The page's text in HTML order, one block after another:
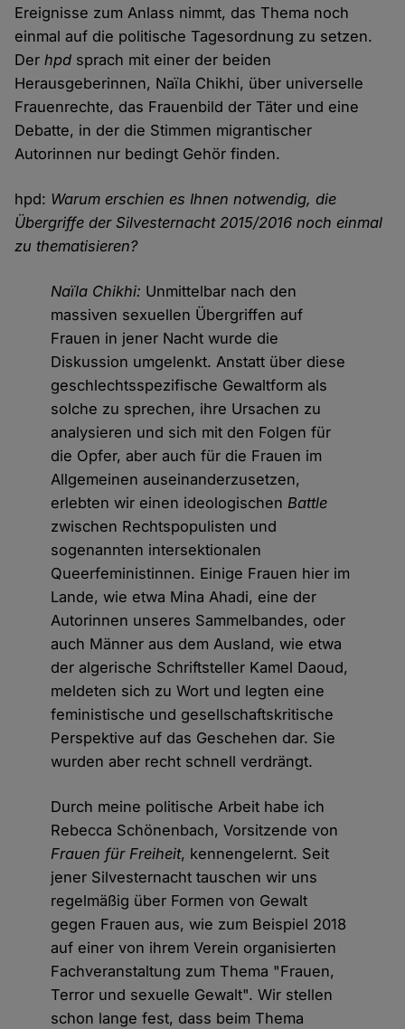
Ereignisse zum Anlass nimmt, das Thema noch
einmal auf die politische Tagesordnung zu setzen.
Derhpd sprach mit einer der beiden
Herausgeberinnen, Naïla Chikhi, über universelle
Frauenrechte, das Frauenbild der Täter und eine
Debatte, in der die Stimmen migrantischer
Autorinnen nur bedingt Gehör finden.
hpd: Warum erschien es Ihnen notwendig, die
Übergriffe der Silvesternacht 2015/2016 noch einmal
zu thematisieren?
Naïla Chikhi: Unmittelbar nach den
massiven sexuellen Übergriffen auf
Frauen in jener Nacht wurde die
Diskussion umgelenkt. Anstatt über diese
geschlechtsspezifische Gewaltform als
solche zu sprechen, ihre Ursachen zu
analysieren und sich mit den Folgen für
die Opfer, aber auch für die Frauen im
Allgemeinen auseinanderzusetzen,
erlebten wir einen ideologischenBattle
zwischen Rechtspopulisten und
sogenannten intersektionalen
Queerfeministinnen. Einige Frauen hier im
Lande, wie etwa Mina Ahadi, eine der
Autorinnen unseres Sammelbandes, oder
auch Männer aus dem Ausland, wie etwa
der algerische Schriftsteller Kamel Daoud,
meldeten sich zu Wort und legten eine
feministische und gesellschaftskritische
Perspektive auf das Geschehen dar. Sie
wurden aber recht schnell verdrängt.
Durch meine politische Arbeit habe ich
Rebecca Schönenbach, Vorsitzende von
Frauen für Freiheit, kennengelernt. Seit
jener Silvesternacht tauschen wir uns
regelmäßig über Formen von Gewalt
gegen Frauen aus, wie zum Beispiel 2018
auf einer von ihrem Verein organisierten
Fachveranstaltung zum Thema "Frauen,
Terror und sexuelle Gewalt". Wir stellen
schon lange fest, dass beim Thema